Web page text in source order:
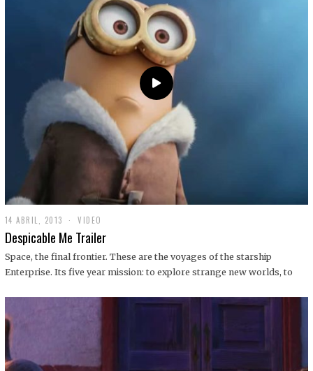
14 ABRIL, 2013
9
D
C
I
1
VIDEO
Despicable Me Trailer
Space, the final frontier. These are the voyages of the starship
Enterprise. Its five year mission: to explore strange new worlds, to